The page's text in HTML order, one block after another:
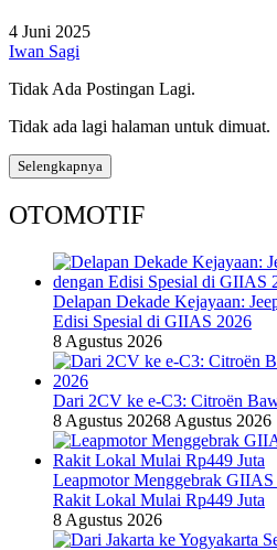
4 Juni 2025
Iwan Sagi
Tidak Ada Postingan Lagi.
Tidak ada lagi halaman untuk dimuat.
Selengkapnya
OTOMOTIF
Delapan Dekade Kejayaan:
Edisi Spesial di GIIAS 2026
8 Agustus 2026
Dari 2CV ke e-C3: Citroën
8 Agustus 20268 Agustus 2026
Leapmotor Menggebrak
Rakit Lokal Mulai Rp449 Juta
8 Agustus 2026